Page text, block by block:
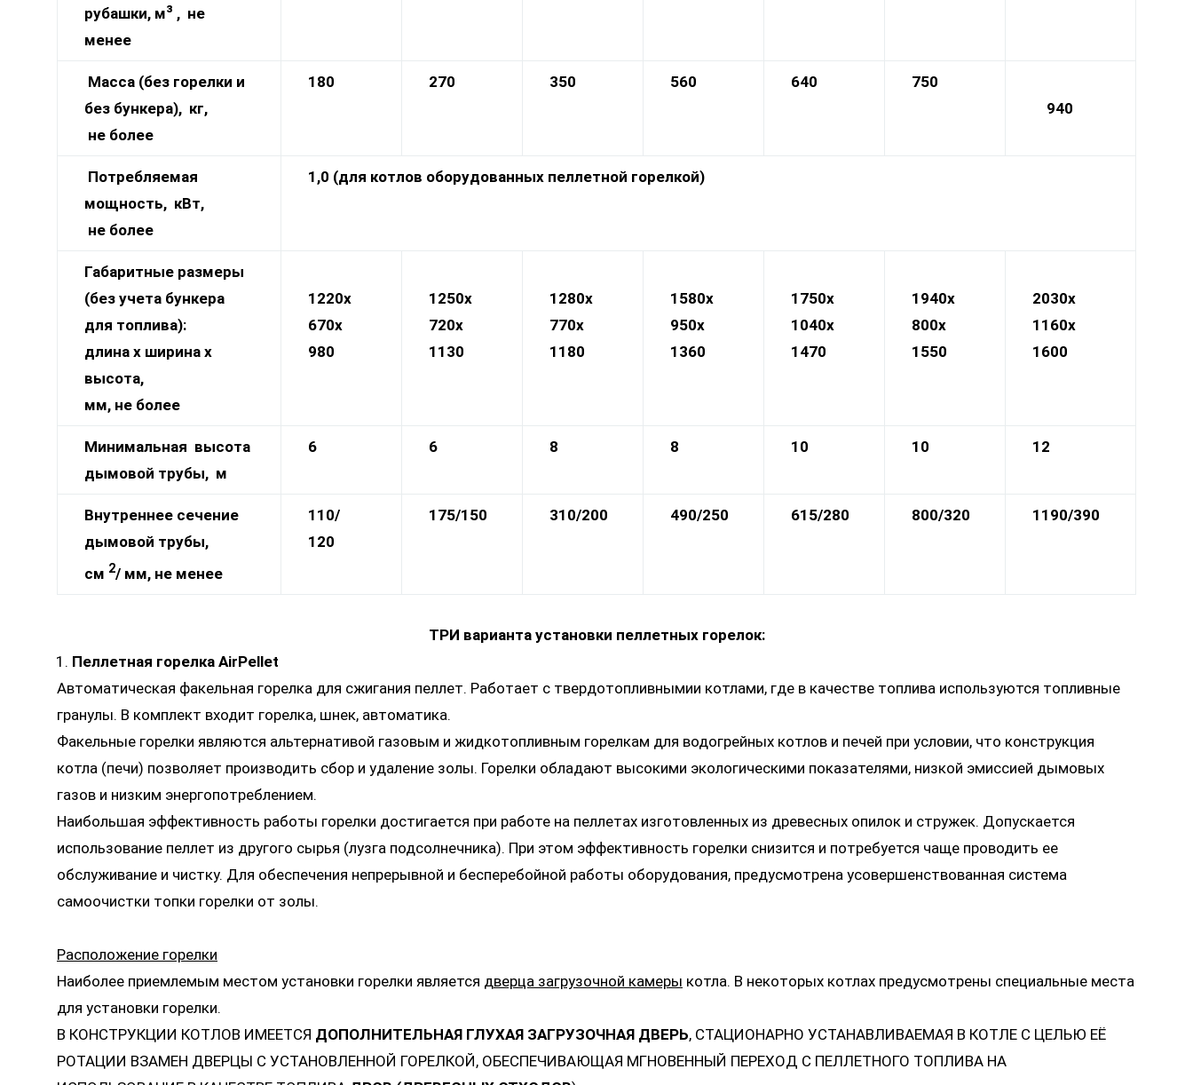
рубашки, мз , не
менее
Масса (без горелки и
без бункера), кг,
не более
180 270 350 560 640
750
940
Потребляемая
мощность, кВт,
не более
1,0 (для котлов оборудованных пеллетной горелкой)
Габаритные размеры
(без учета бункера
для топлива):
длина х ширина х
высота,
мм, не более
1220х
670х
980
1250х
720х
1130
1280х
770х
1180
1580х
950х
1360
1750х
1040х
1470
1940х
800х
1550
2030х
1160х
1600
Минимальная высота
дымовой трубы, м
6 6 8 8 10 10 12
Внутреннее сечение
дымовой трубы,
см 2/ мм, не менее
110/
120
175/150 310/200 490/250 615/280 800/320 1190/390
ТРИ варианта установки пеллетных горелок:
Пеллетная горелка AirPellet
Автоматическая факельная горелка для сжигания пеллет. Работает с твердотопливнымии котлами, где в качестве топлива используются топливные
гранулы. В комплект входит горелка, шнек, автоматика.
Факельные горелки являются альтернативой газовым и жидкотопливным горелкам для водогрейных котлов и печей при условии, что конструкция
котла (печи) позволяет производить сбор и удаление золы. Горелки обладают высокими экологическими показателями, низкой эмиссией дымовых
газов и низким энергопотреблением.
Наибольшая эффективность работы горелки достигается при работе на пеллетах изготовленных из древесных опилок и стружек. Допускается
использование пеллет из другого сырья (лузга подсолнечника). При этом эффективность горелки снизится и потребуется чаще проводить ее
обслуживание и чистку. Для обеспечения непрерывной и бесперебойной работы оборудования, предусмотрена усовершенствованная система
самоочистки топки горелки от золы.
Расположение горелки
Наиболее приемлемым местом установки горелки является дверца загрузочной камеры котла. В некоторых котлах предусмотрены специальные места
для установки горелки.
В КОНСТРУКЦИИ КОТЛОВ ИМЕЕТСЯ ДОПОЛНИТЕЛЬНАЯ ГЛУХАЯ ЗАГРУЗОЧНАЯ ДВЕРЬ, СТАЦИОНАРНО УСТАНАВЛИВАЕМАЯ В КОТЛЕ С ЦЕЛЬЮ ЕЁ
РОТАЦИИ ВЗАМЕН ДВЕРЦЫ С УСТАНОВЛЕННОЙ ГОРЕЛКОЙ, ОБЕСПЕЧИВАЮЩАЯ МГНОВЕННЫЙ ПЕРЕХОД С ПЕЛЛЕТНОГО ТОПЛИВА НА